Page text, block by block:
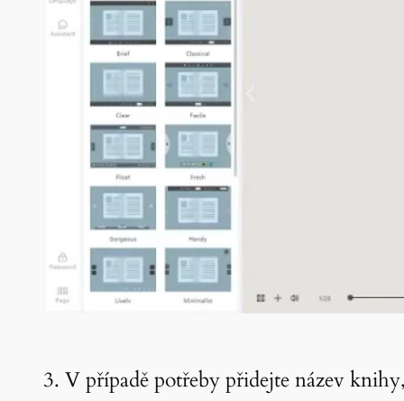
3. V případě potřeby přidejte název